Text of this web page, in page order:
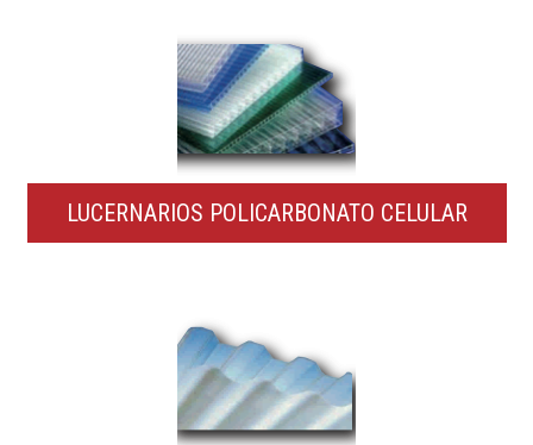
LUCERNARIOS POLICARBONATO CELULAR